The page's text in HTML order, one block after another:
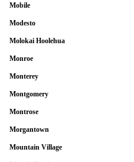
Mobile
Modesto
Molokai Hoolehua
Monroe
Monterey
Montgomery
Montrose
Morgantown
Mountain Village